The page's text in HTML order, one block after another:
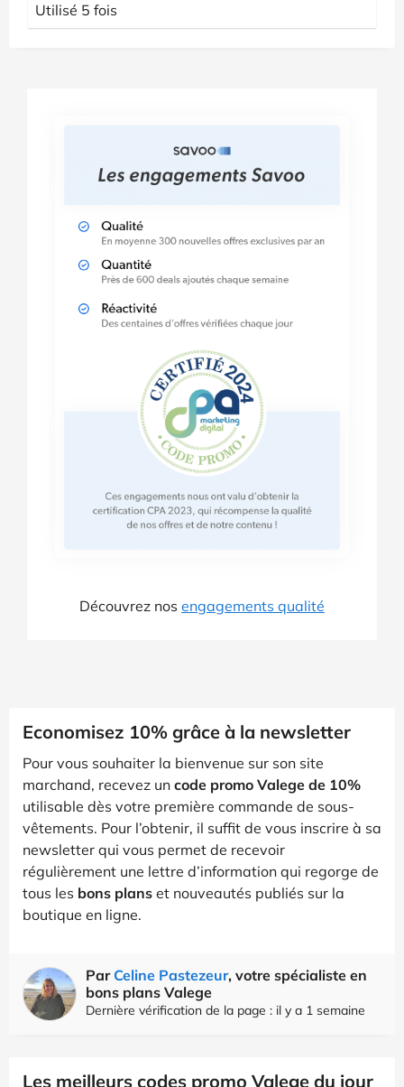
Utilisé 5 fois
Découvrez nos engagements qualité
Economisez 10% grâce à la newsletter
Pour vous souhaiter la bienvenue sur son site
marchand, recevez un code promo Valege de 10%
utilisable dès votre première commande de sous-
vêtements. Pour l’obtenir, il suffit de vous inscrire à sa
newsletter qui vous permet de recevoir
régulièrement une lettre d’information qui regorge de
tous les bons plans et nouveautés publiés sur la
boutique en ligne.
Par Celine Pastezeur, votre spécialiste en
bons plans Valege
Dernière vérification de la page : il y a 1 semaine
Les meilleurs codes promo Valege du jour